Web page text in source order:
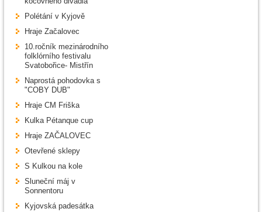
Polétání v Kyjově
Hraje Začalovec
10.ročník mezinárodního
folklórního festivalu
Svatobořice- Mistřín
Naprostá pohodovka s
"COBY DUB"
Hraje CM Friška
Kulka Pétanque cup
Hraje ZAČALOVEC
Otevřené sklepy
S Kulkou na kole
Sluneční máj v
Sonnentoru
Kyjovská padesátka